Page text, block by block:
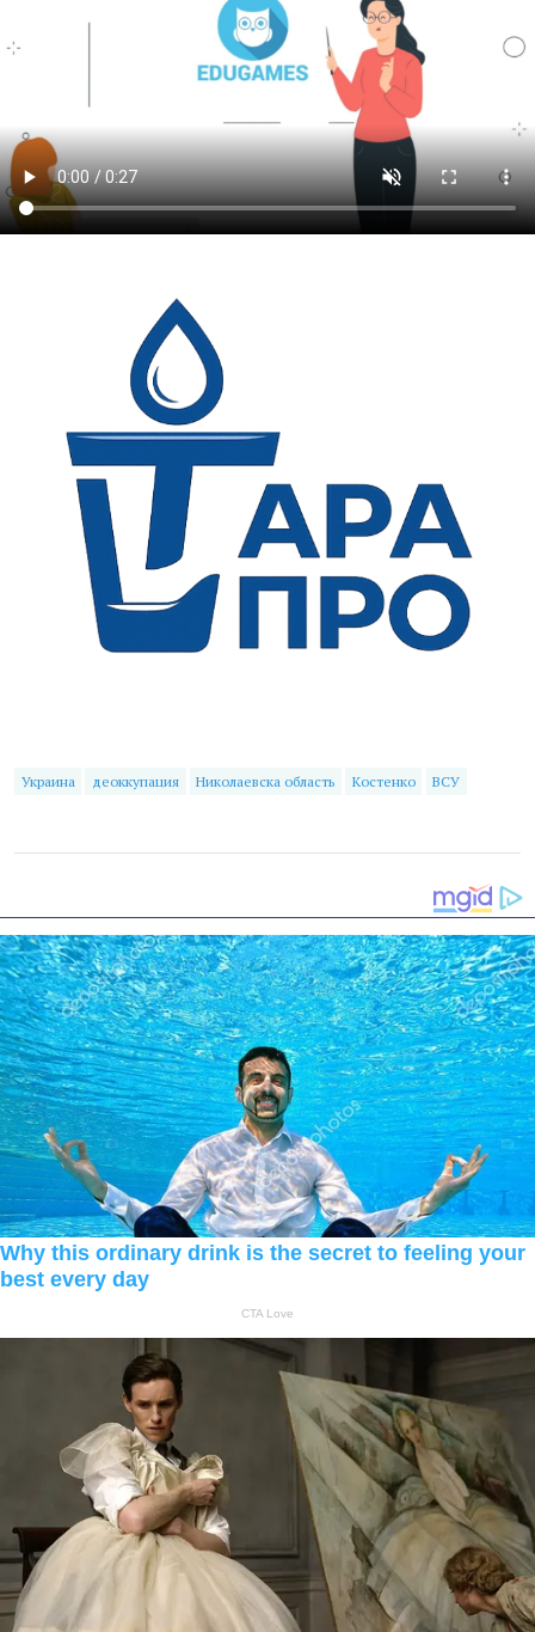
Украина деоккупация Николаевска область Костенко ВСУ